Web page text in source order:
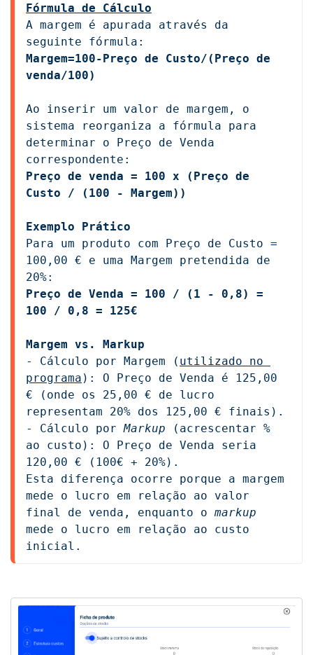
Fórmula de Cálculo
A margem é apurada através da
seguinte fórmula:
Margem=100-Preço de Custo/(Preço de
venda/100)
Ao inserir um valor de margem, o
sistema reorganiza a fórmula para
determinar o Preço de Venda
correspondente:
Preço de venda = 100 x (Preço de
Custo / (100 - Margem))
Exemplo Prático
Para um produto com Preço de Custo =
100,00 € e uma Margem pretendida de
20%:
Preço de Venda = 100 / (1 - 0,8) =
100 / 0,8 = 125€
Margem vs. Markup
- Cálculo por Margem ( utilizado no
programa ): O Preço de Venda é 125,00
€ (onde os 25,00 € de lucro
representam 20% dos 125,00 € finais).
- Cálculo por Markup (acrescentar %
ao custo): O Preço de Venda seria
120,00 € (100€ + 20%).
Esta diferença ocorre porque a margem
mede o lucro em relação ao valor
final de venda, enquanto o markup
mede o lucro em relação ao custo
inicial.